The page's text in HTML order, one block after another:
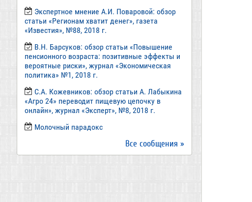
Экспертное мнение А.И. Поваровой: обзор
статьи «Регионам хватит денег», газета
«Известия», №88, 2018 г.
В.Н. Барсуков: обзор статьи «Повышение
пенсионного возраста: позитивные эффекты и
вероятные риски», журнал «Экономическая
политика» №1, 2018 г.
С.А. Кожевников: обзор статьи А. Лабыкина
«Агро 24» переводит пищевую цепочку в
онлайн», журнал «Эксперт», №8, 2018 г.
Молочный парадокс
Все сообщения »